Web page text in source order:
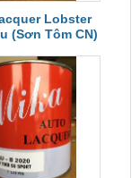
Lobster
(Sơn Tôm CN)